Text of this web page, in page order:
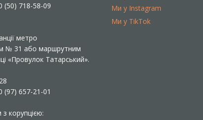
(50) 718-58-09
метро
№ 31 або маршрутним
«Провулок Татарський».
(97) 657-21-01
корупцією:
Ми у Instagram
Ми у TikTok